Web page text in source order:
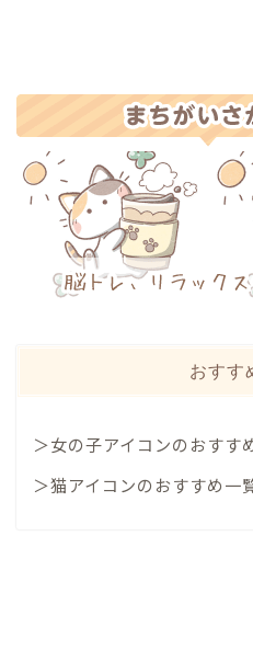
おすす
＞女の子アイコンのおすす
＞猫アイコンのおすすめ一